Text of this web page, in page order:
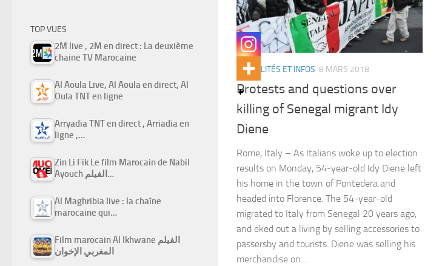
ACTUALITÉS ET INFOS 8 MARS 2018
Protests and questions over
killing of Senegal migrant Idy
Diene
Rome, Italy – As Italians woke up to election
results on Monday, 54-year-old Idy Diene left
his home in the town of Pontedera and
headed into Florence. The 54-year-old
migrated to Italy from Senegal 20 years ago,
and eked out a living by selling accessories to
passersby and tourists. Diene was selling his
merchandise on…
TOP VUES
2M live , 2M en direct : La deuxième
chaine TV Marocaine
Al Aoula Live, Al Aoula en direct, Al
Oula TNT en ligne
Arryadia TNT en direct , Arriadia en
ligne ,…
Zin Li Fik Le film Marocain de Nabil
Ayouch الفيلم…
Al Maghribia live : la chaîne
marocaine qui…
Film marocain Al Ikhwane الفيلم
المغربي الإخوان